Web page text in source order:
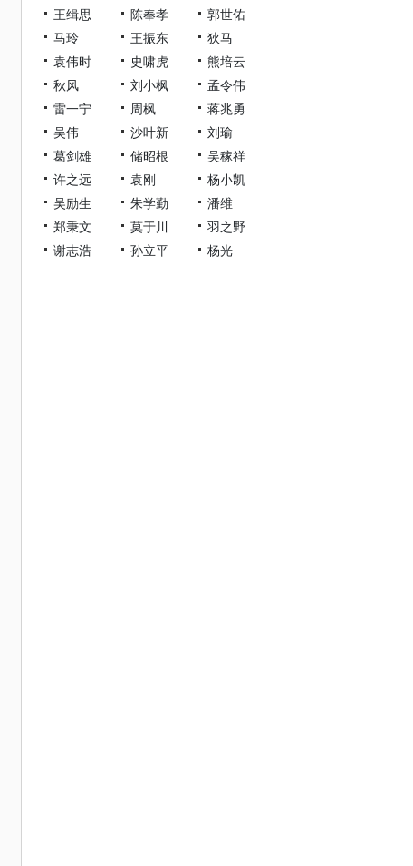
王缉思
陈奉孝
郭世佑
马玲
王振东
狄马
袁伟时
史啸虎
熊培云
秋风
刘小枫
孟令伟
雷一宁
周枫
蒋兆勇
吴伟
沙叶新
刘瑜
葛剑雄
储昭根
吴稼祥
许之远
袁刚
杨小凯
吴励生
朱学勤
潘维
郑秉文
莫于川
羽之野
谢志浩
孙立平 杨光